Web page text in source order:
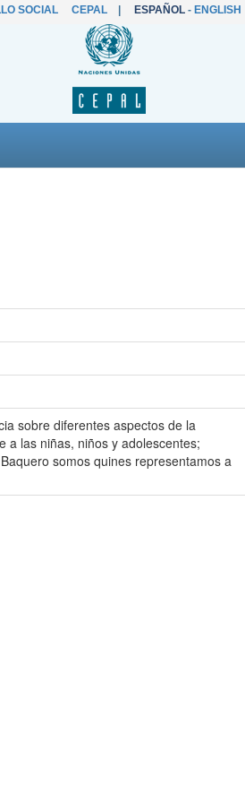
SOCIAL CEPAL| ESPAÑOL- ENGLISH
sobre diferentes aspectos de la
a las niñas, niños y adolescentes;
somos quines representamos a